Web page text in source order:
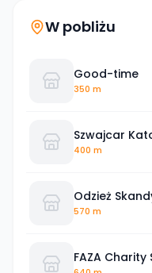
W pobliżu
Good-time
350 m
Szwajcar
400 m
Odzież
570 m
FAZA